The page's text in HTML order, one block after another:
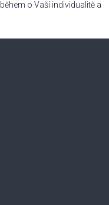
o Vaší individualitě a